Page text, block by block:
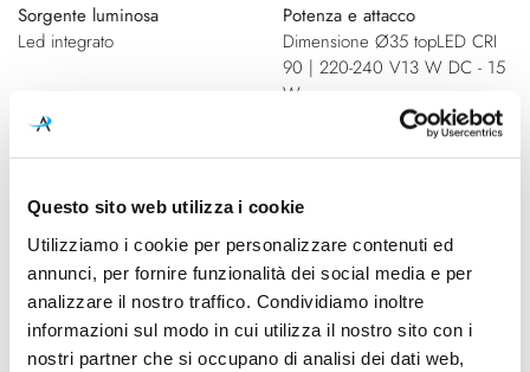
Questo sito web utilizza i cookie
Utilizziamo i cookie per personalizzare contenuti ed
annunci, per fornire funzionalità dei social media e per
analizzare il nostro traffico. Condividiamo inoltre
informazioni sul modo in cui utilizza il nostro sito con i
nostri partner che si occupano di analisi dei dati web,
Sorgente luminosa
Led integrato
Potenza e attacco
Dimensione Ø35 topLED CRI
90 | 220-240 V13 W DC - 15
W
ACDimensione Ø54 topLED
CRI 90 | 220-240 V21 W DC -
ACDimensione Ø35 topLED
- 35 W AC
Dimmerazione
On/Off
Classe energetica
A++